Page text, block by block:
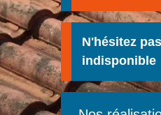
N'hésitez
indisponible